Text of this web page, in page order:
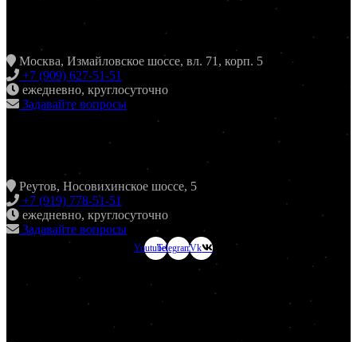
ХИНКАЛЬНАЯ24 ИЗМАЙЛОВО
Москва, Измайловское шоссе, вл. 71, корп. 5
+7 (909) 627-51-51
ежедневно, круглосуточно
Задавайте вопросы
Реутов, Носовихинское шоссе, 5
+7 (919) 778-51-51
ежедневно, круглосуточно
Задавайте вопросы
YoutubeTelegramVk
ХИНКАЛЬНАЯ24